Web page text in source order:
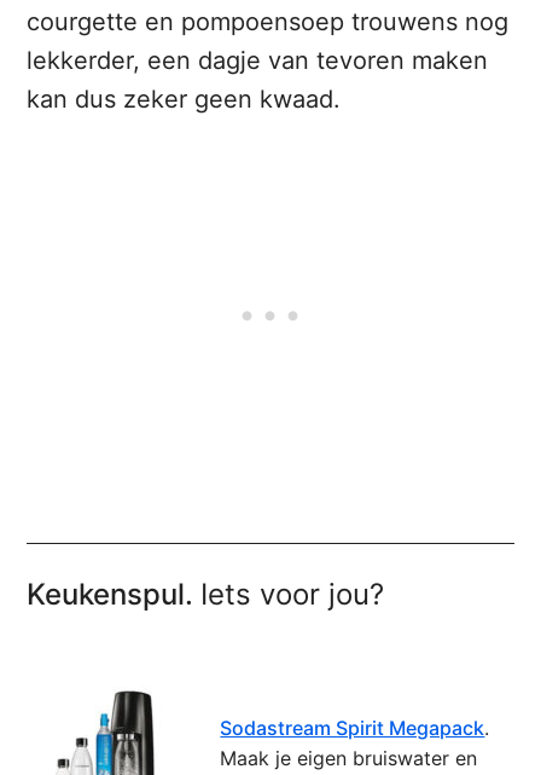
courgette en pompoensoep trouwens nog
lekkerder, een dagje van tevoren maken
kan dus zeker geen kwaad.
Keukenspul. Iets voor jou?
Sodastream Spirit Megapack.
Maak je eigen bruiswater en